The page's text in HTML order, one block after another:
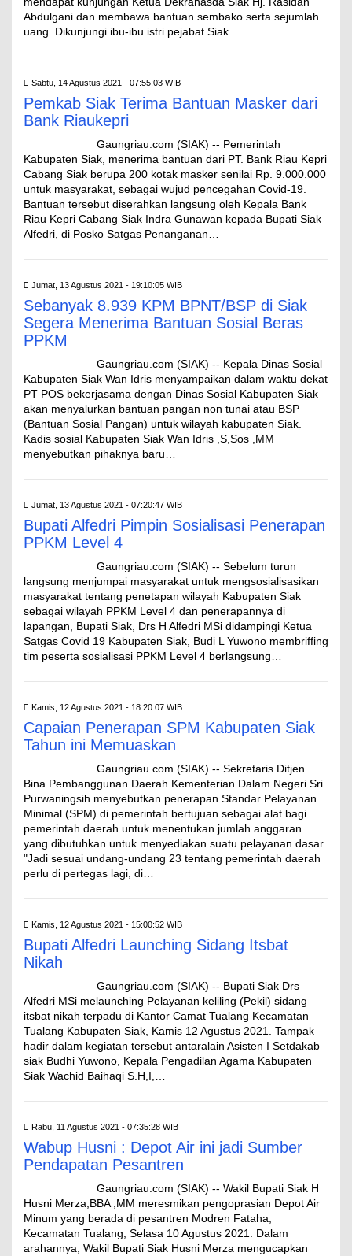
Abdulgani dan membawa bantuan sembako serta sejumlah
uang. Dikunjungi ibu-ibu istri pejabat Siak…
Sabtu, 14 Agustus 2021 - 07:55:03 WIB
Pemkab Siak Terima Bantuan Masker dari
Bank Riaukepri
Gaungriau.com (SIAK) -- Pemerintah
Kabupaten Siak, menerima bantuan dari PT. Bank Riau Kepri
Cabang Siak berupa 200 kotak masker senilai Rp. 9.000.000
untuk masyarakat, sebagai wujud pencegahan Covid-19.
Bantuan tersebut diserahkan langsung oleh Kepala Bank
Riau Kepri Cabang Siak Indra Gunawan kepada Bupati Siak
Alfedri, di Posko Satgas Penanganan…
Jumat, 13 Agustus 2021 - 19:10:05 WIB
Sebanyak 8.939 KPM BPNT/BSP di Siak
Segera Menerima Bantuan Sosial Beras
PPKM
Gaungriau.com (SIAK) -- Kepala Dinas Sosial
Kabupaten Siak Wan Idris menyampaikan dalam waktu dekat
PT POS bekerjasama dengan Dinas Sosial Kabupaten Siak
akan menyalurkan bantuan pangan non tunai atau BSP
(Bantuan Sosial Pangan) untuk wilayah kabupaten Siak.
Kadis sosial Kabupaten Siak Wan Idris ,S,Sos ,MM
menyebutkan pihaknya baru…
Jumat, 13 Agustus 2021 - 07:20:47 WIB
Bupati Alfedri Pimpin Sosialisasi Penerapan
PPKM Level 4
Gaungriau.com (SIAK) -- Sebelum turun
langsung menjumpai masyarakat untuk mengsosialisasikan
masyarakat tentang penetapan wilayah Kabupaten Siak
sebagai wilayah PPKM Level 4 dan penerapannya di
lapangan, Bupati Siak, Drs H Alfedri MSi didampingi Ketua
Satgas Covid 19 Kabupaten Siak, Budi L Yuwono membriffing
tim peserta sosialisasi PPKM Level 4 berlangsung…
Kamis, 12 Agustus 2021 - 18:20:07 WIB
Capaian Penerapan SPM Kabupaten Siak
Tahun ini Memuaskan
Gaungriau.com (SIAK) -- Sekretaris Ditjen
Bina Pembanggunan Daerah Kementerian Dalam Negeri Sri
Purwaningsih menyebutkan penerapan Standar Pelayanan
Minimal (SPM) di pemerintah bertujuan sebagai alat bagi
pemerintah daerah untuk menentukan jumlah anggaran
yang dibutuhkan untuk menyediakan suatu pelayanan dasar.
"Jadi sesuai undang-undang 23 tentang pemerintah daerah
perlu di pertegas lagi, di…
Kamis, 12 Agustus 2021 - 15:00:52 WIB
Bupati Alfedri Launching Sidang Itsbat
Nikah
Gaungriau.com (SIAK) -- Bupati Siak Drs
Alfedri MSi melaunching Pelayanan keliling (Pekil) sidang
itsbat nikah terpadu di Kantor Camat Tualang Kecamatan
Tualang Kabupaten Siak, Kamis 12 Agustus 2021. Tampak
hadir dalam kegiatan tersebut antaralain Asisten I Setdakab
siak Budhi Yuwono, Kepala Pengadilan Agama Kabupaten
Siak Wachid Baihaqi S.H,I,…
Rabu, 11 Agustus 2021 - 07:35:28 WIB
Wabup Husni : Depot Air ini jadi Sumber
Pendapatan Pesantren
Gaungriau.com (SIAK) -- Wakil Bupati Siak H
Husni Merza,BBA ,MM meresmikan pengoprasian Depot Air
Minum yang berada di pesantren Modren Fataha,
Kecamatan Tualang, Selasa 10 Agustus 2021. Dalam
arahannya, Wakil Bupati Siak Husni Merza mengucapkan